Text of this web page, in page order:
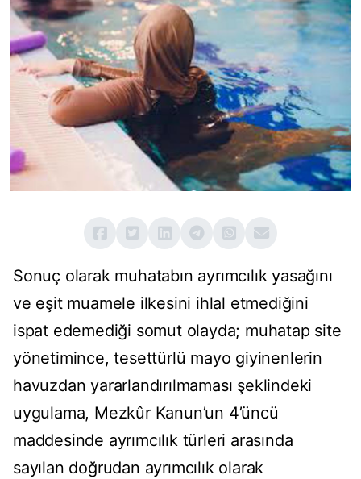
Sonuç olarak muhatabın ayrımcılık yasağını
ve eşit muamele ilkesini ihlal etmediğini
ispat edemediği somut olayda; muhatap site
yönetimince, tesettürlü mayo giyinenlerin
havuzdan yararlandırılmaması şeklindeki
uygulama, Mezkûr Kanun’un 4’üncü
maddesinde ayrımcılık türleri arasında
sayılan doğrudan ayrımcılık olarak